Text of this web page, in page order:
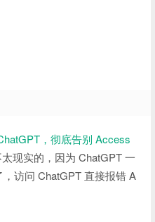
，彻底告别 Access
现实的，因为 ChatGPT 一
访问 ChatGPT 直接报错 A